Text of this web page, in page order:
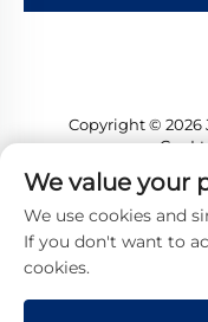
Copyright © 2026
Co.,
We value your
We use cookies and
If you don't want to
cookies.